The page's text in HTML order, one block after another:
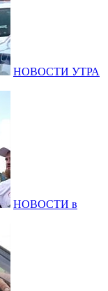
НОВОСТИ УТРА
НОВОСТИ в